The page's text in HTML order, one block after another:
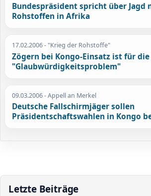
Bundespräsident spricht über Jagd
Rohstoffen in Afrika
17.02.2006- "Krieg der Rohstoffe"
Zögern bei Kongo-Einsatz ist für die
"Glaubwürdigkeitsproblem"
09.03.2006- Appell an Merkel
Deutsche Fallschirmjäger sollen
Präsidentschaftswahlen in Kongo
Letzte Beiträge